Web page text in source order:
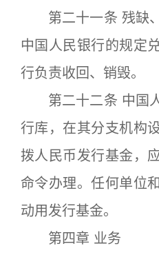
第二十一条 残缺、
中国人民银行的规定
行负责收回、销毁。
第二十二条 中国人
行库，在其分支机构
拨人民币发行基金，
命令办理。任何单位
动用发行基金。
第四章 业务